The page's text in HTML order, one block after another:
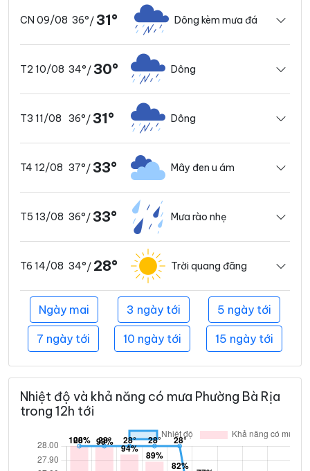
CN 09/08 36°/ 31° Dông kèm mưa đá
T2 10/08 34°/ 30° Dông
T3 11/08 36°/ 31° Dông
T4 12/08 37°/ 33° Mây đen u ám
T5 13/08 36°/ 33° Mưa rào nhẹ
T6 14/08 34°/ 28° Trời quang đãng
Ngày mai 3 ngày tới 5 ngày tới
7 ngày tới 10 ngày tới 15 ngày tới
Nhiệt độ và khả năng có mưa Phường Bà Rịa
trong 12h tới